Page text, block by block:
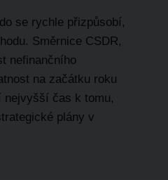
se rychle přizpůsobí,
Směrnice CSDR,
nefinančního
na začátku roku
nejvyšší čas k tomu,
plány v